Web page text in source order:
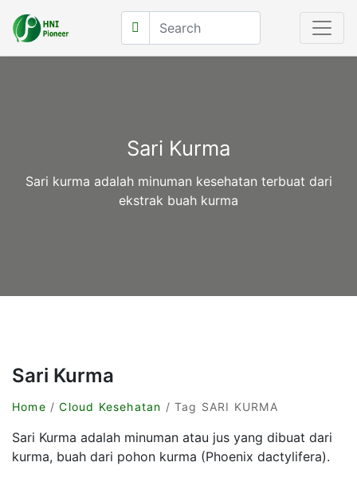
Sari Kurma
Sari kurma adalah minuman kesehatan terbuat dari
ekstrak buah kurma
Sari Kurma
Home /Cloud Kesehatan / Tag SARI KURMA
Sari Kurma adalah minuman atau jus yang dibuat dari
kurma, buah dari pohon kurma (Phoenix dactylifera).